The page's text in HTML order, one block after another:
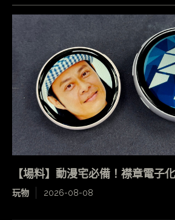
【場料】動漫宅必備！襟章電子
玩物 2026-08-08